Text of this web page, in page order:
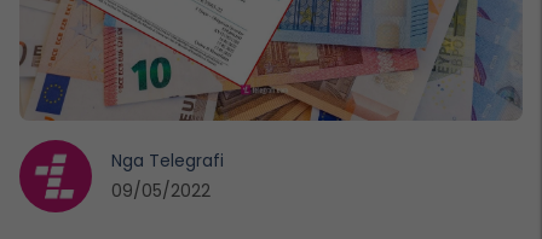
Nga Telegrafi
09/05/2022